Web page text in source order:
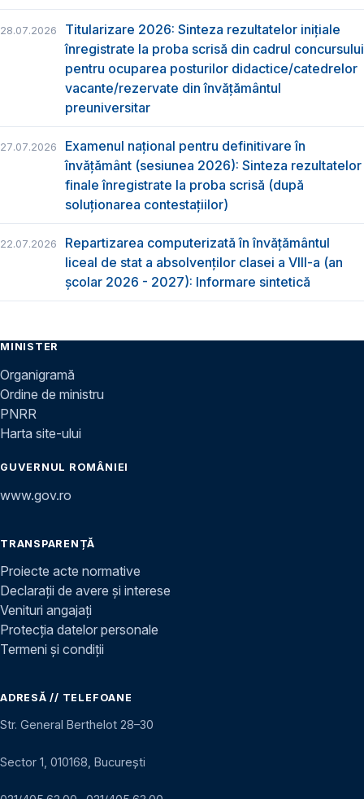
28.07.2026
Titularizare 2026: Sinteza rezultatelor inițiale
înregistrate la proba scrisă din cadrul concursului
pentru ocuparea posturilor didactice/catedrelor
vacante/rezervate din învăţământul
preuniversitar
27.07.2026
Examenul național pentru definitivare în
învățământ (sesiunea 2026): Sinteza rezultatelor
finale înregistrate la proba scrisă (după
soluționarea contestațiilor)
22.07.2026
Repartizarea computerizată în învăţământul
liceal de stat a absolvenţilor clasei a VIII-a (an
școlar 2026 - 2027): Informare sintetică
MINISTER
Organigramă
Ordine de ministru
PNRR
Harta site-ului
GUVERNUL ROMÂNIEI
www.gov.ro
TRANSPARENȚĂ
Proiecte acte normative
Declarații de avere și interese
Venituri angajați
Protecția datelor personale
Termeni și condiții
ADRESĂ // TELEFOANE
Str. General Berthelot 28–30
Sector 1, 010168, București